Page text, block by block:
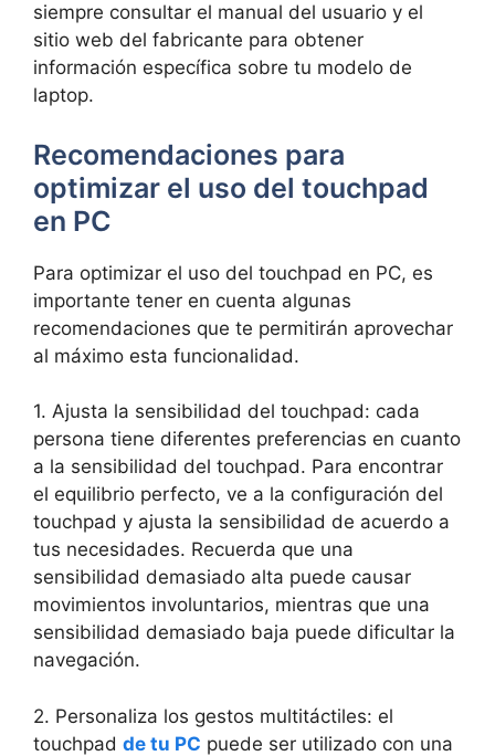
siempre ​consultar el manual del ⁣usuario y ⁤el
sitio web del fabricante para obtener
información⁣ específica sobre ​tu modelo de
laptop.
Recomendaciones ⁣para
optimizar el uso ⁢del touchpad
en PC
Para optimizar el uso del ⁢touchpad en PC, es
importante tener en cuenta ⁤algunas‌
recomendaciones ⁢que te permitirán aprovechar
al máximo esta funcionalidad.
1. Ajusta la ⁣sensibilidad ‌del touchpad: cada
persona tiene diferentes preferencias en cuanto
a la sensibilidad del touchpad. Para encontrar
el ⁤equilibrio perfecto, ve a la configuración del​
touchpad y ajusta la ‍sensibilidad de ‍acuerdo ⁢a
tus necesidades. Recuerda que una​
sensibilidad demasiado alta puede causar
movimientos involuntarios, mientras que ​una
sensibilidad demasiado baja puede​ dificultar la
navegación.
2. Personaliza los ⁤gestos multitáctiles: el‌
touchpad de tu PC puede ser utilizado con una